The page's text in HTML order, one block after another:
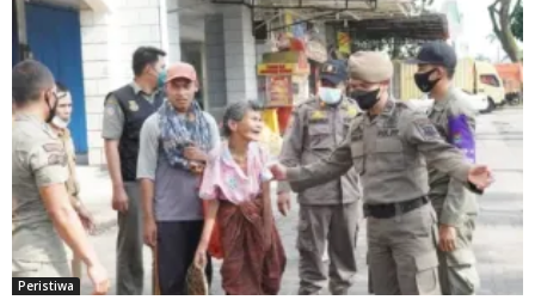
Peristiwa